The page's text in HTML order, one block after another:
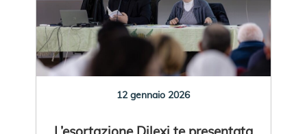
12 gennaio 2026